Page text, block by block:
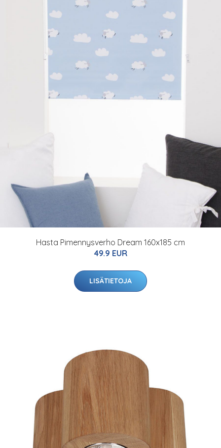
Hasta Pimennysverho Dream 160x185 cm
49.9 EUR
LISÄTIETOJA